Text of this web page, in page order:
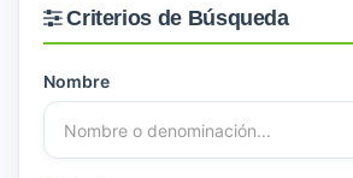
Criterios de Búsqueda
Nombre